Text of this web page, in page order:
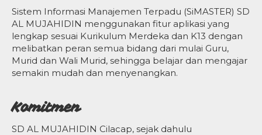
Sistem Informasi Manajemen Terpadu (SiMASTER) SD
AL MUJAHIDIN menggunakan fitur aplikasi yang
lengkap sesuai Kurikulum Merdeka dan K13 dengan
melibatkan peran semua bidang dari mulai Guru,
Murid dan Wali Murid, sehingga belajar dan mengajar
semakin mudah dan menyenangkan.
Komitmen
SD AL MUJAHIDIN Cilacap, sejak dahulu